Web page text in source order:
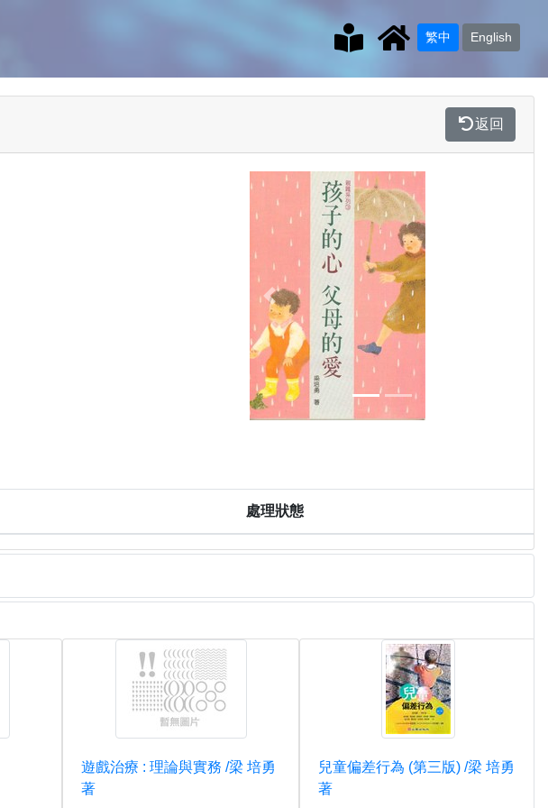
繁中 English
返回
Previous
處理狀態
遊戲治療 : 理論與實務 /梁 培勇
著
兒童偏差行為 (第三版) /梁 培勇
著